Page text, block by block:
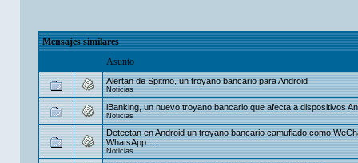
Mensajes similares
Asunto
Alertan de Spitmo, un troyano bancario para Android
Noticias
iBanking, un nuevo troyano bancario que afecta a dispositivos
Noticias
Detectan en Android un troyano bancario camuflado como
WhatsApp ...
Noticias